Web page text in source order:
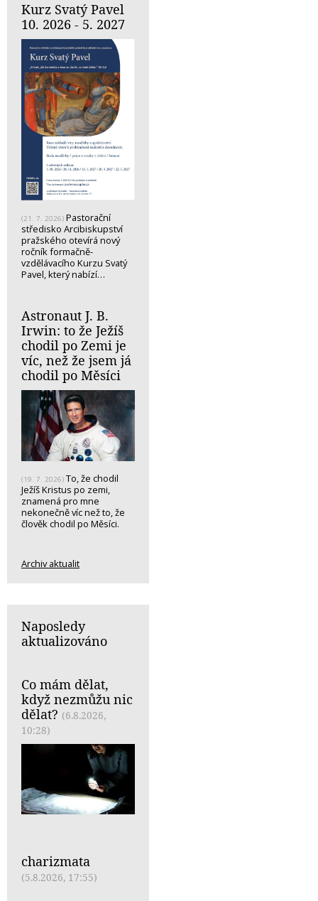
Kurz Svatý Pavel
10. 2026 - 5. 2027
(21. 7. 2026) Pastorační
středisko Arcibiskupství
pražského otevírá nový
ročník formačně-
vzdělávacího Kurzu Svatý
Pavel, který nabízí…
Astronaut J. B.
Irwin: to že Ježíš
chodil po Zemi je
víc, než že jsem já
chodil po Měsíci
(19. 7. 2026) To, že chodil
Ježíš Kristus po zemi,
znamená pro mne
nekonečně víc než to, že
člověk chodil po Měsíci.
Archiv aktualit
Naposledy
aktualizováno
Co mám dělat,
když nezmůžu nic
dělat? (6.8.2026,
10:28)
charizmata
(5.8.2026, 17:55)